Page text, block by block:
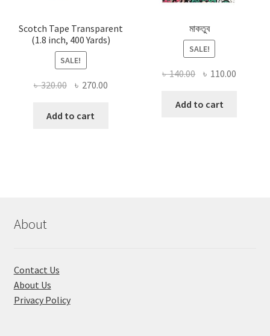
Scotch Tape Transparent
(1.8 inch, 400 Yards)
SALE!
৳320.00 Original
was:
৳ 270.00Current
Add to cart
মাকতুব
SALE!
৳140.00 Original
was:
৳ 110.00
Add to cart
About
Contact Us
About Us
Privacy Policy